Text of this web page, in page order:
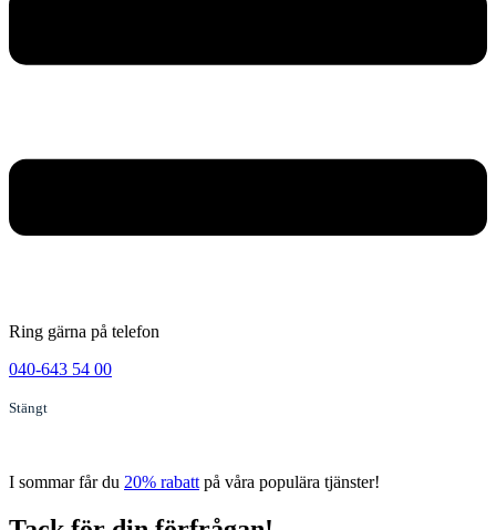
Ring gärna på telefon
040-643 54 00
Stängt
I sommar får du 20% rabatt på våra populära tjänster!